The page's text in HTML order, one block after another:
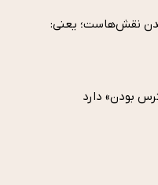
شدن نقش‌هاست؛ یعنی:
بودن» دارد